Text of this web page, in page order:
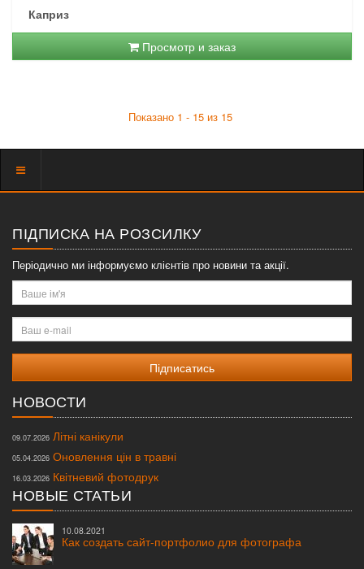
Каприз
Просмотр и заказ
Показано 1 - 15 из 15
Показать
ПІДПИСКА НА РОЗСИЛКУ
Періодично ми інформуємо клієнтів про новини та акції.
Ваше
ім'я
Ваш
e-
mail
НОВОСТИ
09.07.2026 Літні канікули
05.04.2026 Оновлення цін в травні
16.03.2026 Квітневий фотодрук
НОВЫЕ СТАТЬИ
10.08.2021
Как создать сайт-портфолио для фотографа